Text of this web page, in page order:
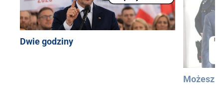
Dwie godziny
Możesz